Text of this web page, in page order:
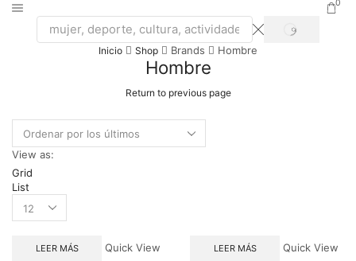
0
Search
SEARCH
Inicio Shop Brands Hombre
Hombre
Return to previous page
View as:
Grid
List
per
LEER MÁS Quick View LEER MÁS Quick View